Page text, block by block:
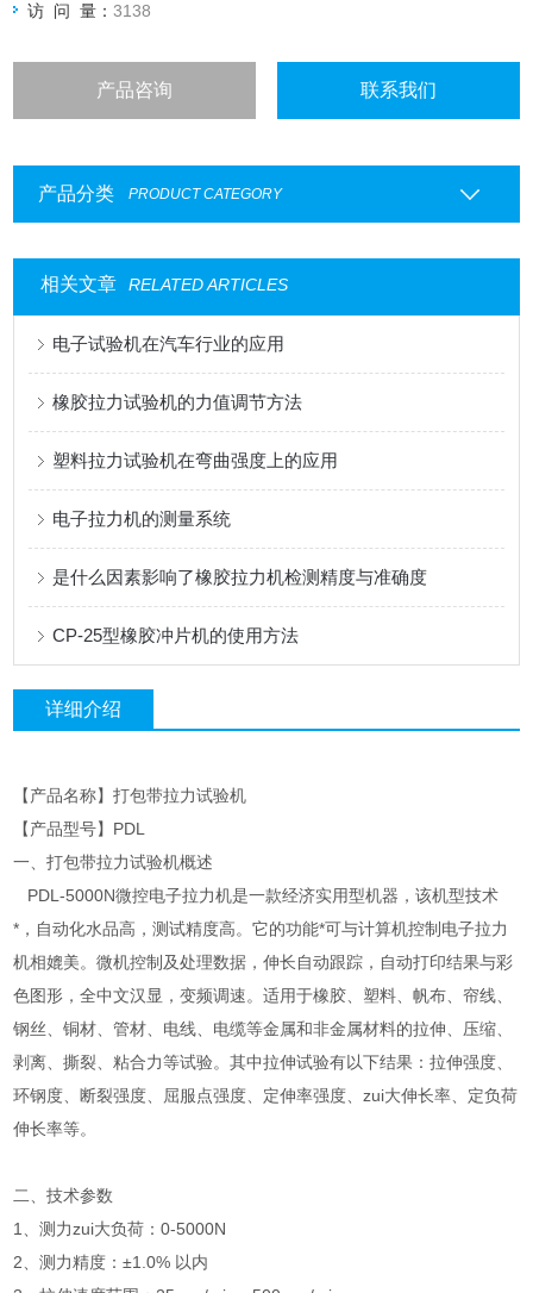
访 问 量：3138
产品咨询 联系我们
产品分类 PRODUCT CATEGORY
相关文章 RELATED ARTICLES
电子试验机在汽车行业的应用
橡胶拉力试验机的力值调节方法
塑料拉力试验机在弯曲强度上的应用
电子拉力机的测量系统
是什么因素影响了橡胶拉力机检测精度与准确度
CP-25型橡胶冲片机的使用方法
详细介绍
【产品名称】打包带拉力试验机
【产品型号】PDL
一、打包带拉力试验机概述
PDL-5000N微控电子拉力机是一款经济实用型机器，该机型技术
*，自动化水品高，测试精度高。它的功能*可与计算机控制电子拉力
机相媲美。微机控制及处理数据，伸长自动跟踪，自动打印结果与彩
色图形，全中文汉显，变频调速。适用于橡胶、塑料、帆布、帘线、
钢丝、铜材、管材、电线、电缆等金属和非金属材料的拉伸、压缩、
剥离、撕裂、粘合力等试验。其中拉伸试验有以下结果：拉伸强度、
环钢度、断裂强度、屈服点强度、定伸率强度、zui大伸长率、定负荷
伸长率等。
二、技术参数
1、测力zui大负荷：0-5000N
2、测力精度：±1.0% 以内